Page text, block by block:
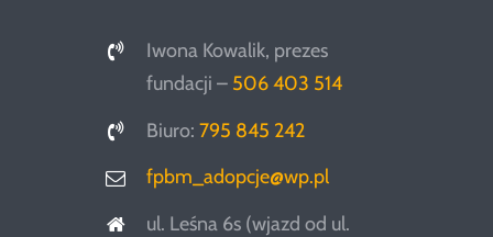
Iwona Kowalik, prezes
fundacji – 506 403 514
Biuro:795 845 242
fpbm_adopcje@wp.pl
ul. Leśna 6s (wjazd od ul.